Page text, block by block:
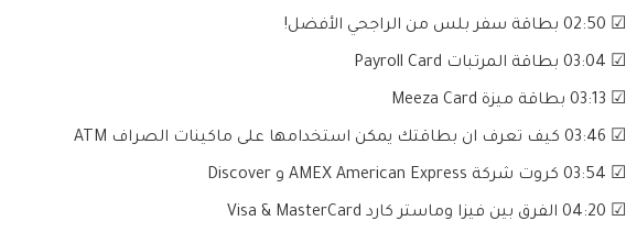
☑ 02:50 بطاقة سفر بلس من الراجحي الأفضل!
☑ 03:04 بطاقة المرتبات Payroll Card
☑ 03:13 بطاقة ميزة Meeza Card
☑ 03:46 كيف تعرف ان بطاقتك يمكن استخدامها على ماكينات الصراف ATM
☑ 03:54 كروت شركة AMEX American Express و Discover
☑ 04:20 الفرق بين فيزا وماستر كارد Visa & MasterCard